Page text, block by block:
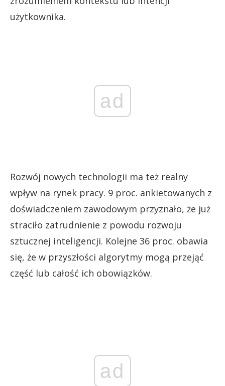
użytkownika.
ad
Rozwój nowych technologii ma też realny
wpływ na rynek pracy. 9 proc. ankietowanych z
doświadczeniem zawodowym przyznało, że już
straciło zatrudnienie z powodu rozwoju
sztucznej inteligencji. Kolejne 36 proc. obawia
się, że w przyszłości algorytmy mogą przejąć
część lub całość ich obowiązków.
ad